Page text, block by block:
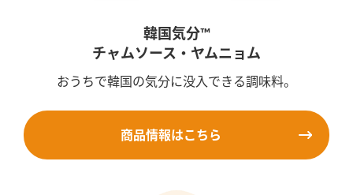
韓国気分™
チャムソース・ヤムニョム
おうちで韓国の気分に没入できる調味料。
商品情報はこちら